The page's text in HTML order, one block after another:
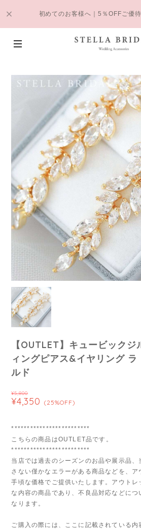
初めてのお客様へ｜5％OFFご優
【OUTLET】キュービック
ィングピアス&イヤリング ラ
ルド
¥5,800
¥4,350 (25%OFF)
*************************
こちらの商品はOUTLET品です。
*************************
当店では過去のシーズンのお品や展示品、
さない僅かなエラーがある商品などを、ア
手頃な価格でご提供いたします。アウトレ
な内容の商品であり、不良品対応などにつ
なります。
ご購入の際には、ここに記載されている